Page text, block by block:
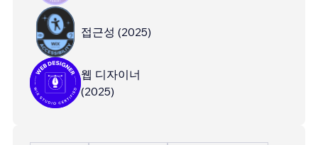
접근성 (2025)
웹 디자이너
(2025)